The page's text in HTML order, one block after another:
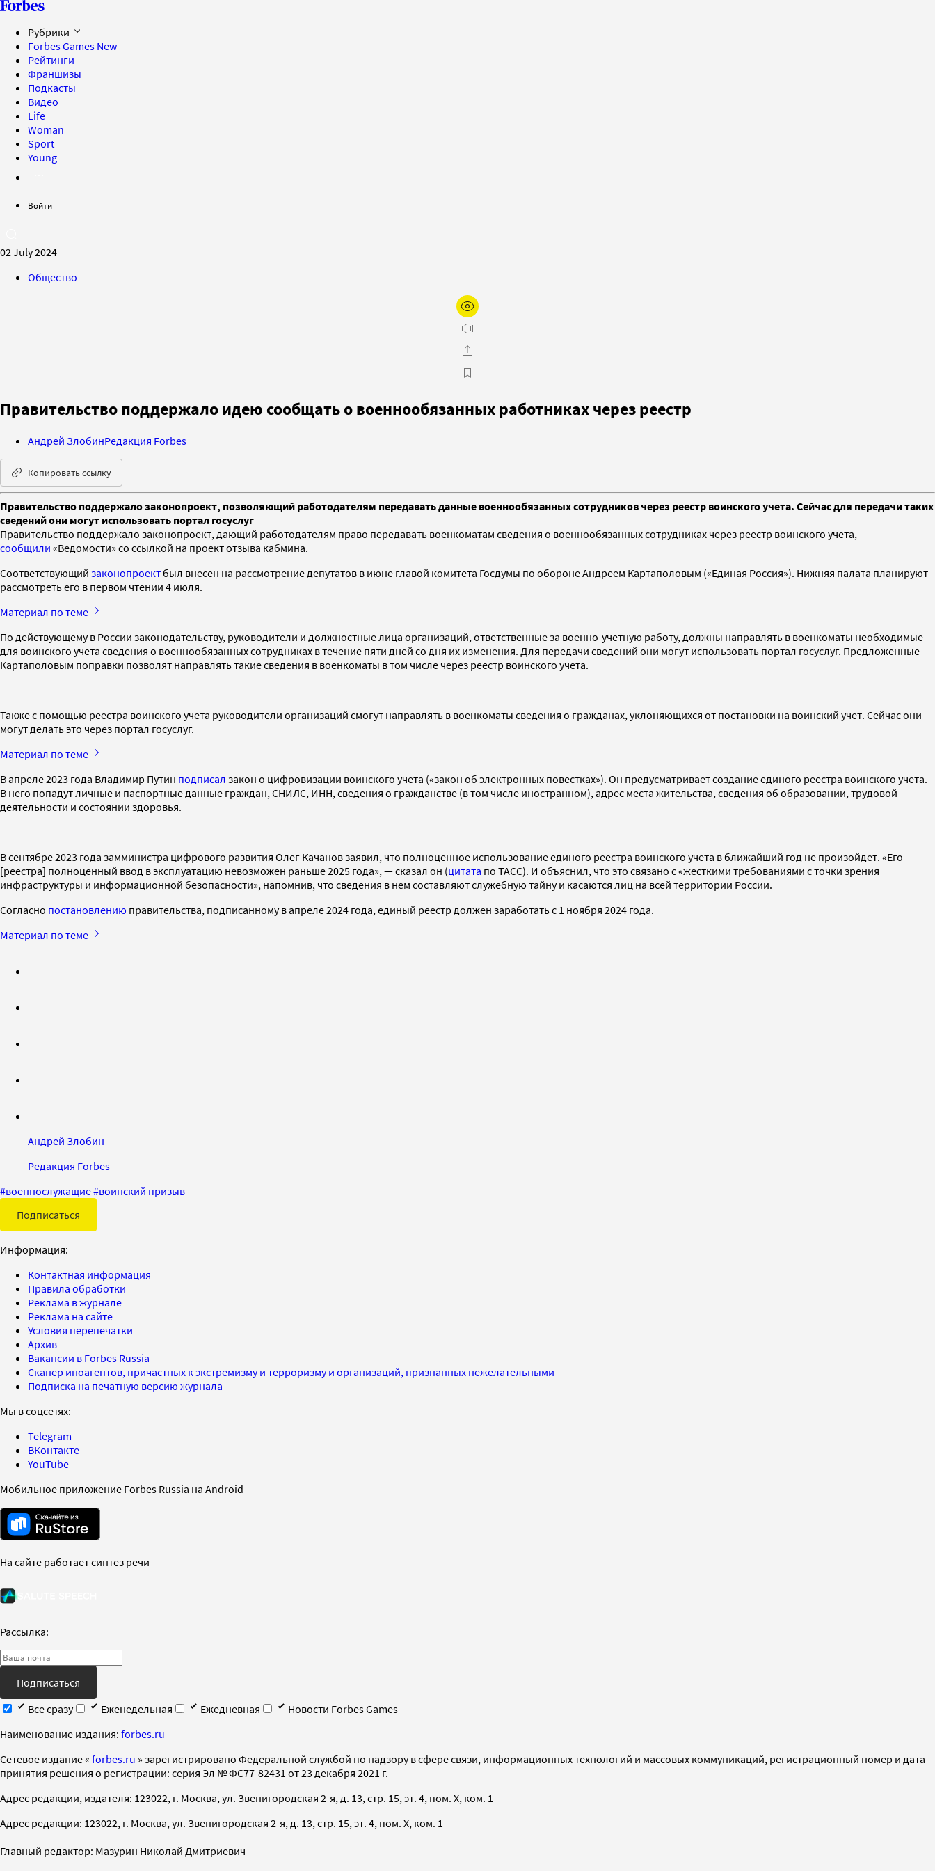
Рубрики
Forbes Games New
Рейтинги
Франшизы
Подкасты
Видео
Life
Woman
Sport
Young
Войти
02 July 2024
Общество
Правительство поддержало идею сообщать о военнообязанных работниках через реестр
Андрей ЗлобинРедакция Forbes
Копировать ссылку
Правительство поддержало законопроект, позволяющий работодателям передавать данные военнообязанных сотрудников через реестр воинского учета. Сейчас для передачи таких
сведений они могут использовать портал госуслуг
Правительство поддержало законопроект, дающий работодателям право передавать военкоматам сведения о военнообязанных сотрудниках через реестр воинского учета,
сообщили «Ведомости» со ссылкой на проект отзыва кабмина.
Соответствующий законопроектбыл внесен на рассмотрение депутатов в июне главой комитета Госдумы по обороне Андреем Картаполовым («Единая Россия»). Нижняя палата планируют
рассмотреть его в первом чтении 4 июля.
Материал по теме
По действующему в России законодательству, руководители и должностные лица организаций, ответственные за военно-учетную работу, должны направлять в военкоматы необходимые
для воинского учета сведения о военнообязанных сотрудниках в течение пяти дней со дня их изменения. Для передачи сведений они могут использовать портал госуслуг. Предложенные
Картаполовым поправки позволят направлять такие сведения в военкоматы в том числе через реестр воинского учета.
Также с помощью реестра воинского учета руководители организаций смогут направлять в военкоматы сведения о гражданах, уклоняющихся от постановки на воинский учет. Сейчас они
могут делать это через портал госуслуг.
Материал по теме
В апреле 2023 года Владимир Путин подписал закон о цифровизации воинского учета («закон об электронных повестках»). Он предусматривает создание единого реестра воинского учета.
В него попадут личные и паспортные данные граждан, СНИЛС, ИНН, сведения о гражданстве (в том числе иностранном), адрес места жительства, сведения об образовании, трудовой
деятельности и состоянии здоровья.
В сентябре 2023 года замминистра цифрового развития Олег Качанов заявил, что полноценное использование единого реестра воинского учета в ближайший год не произойдет. «Его
[реестра] полноценный ввод в эксплуатацию невозможен раньше 2025 года», — сказал он (цитата по ТАСС). И объяснил, что это связано с «жесткими требованиями с точки зрения
инфраструктуры и информационной безопасности», напомнив, что сведения в нем составляют служебную тайну и касаются лиц на всей территории России.
Согласно постановлению правительства, подписанному в апреле 2024 года, единый реестр должен заработать с 1 ноября 2024 года.
Материал по теме
Андрей Злобин
Редакция Forbes
#военнослужащие#воинский призыв
Подписаться
Информация:
Контактная информация
Правила обработки
Реклама в журнале
Реклама на сайте
Условия перепечатки
Архив
Вакансии в Forbes Russia
Сканер иноагентов, причастных к экстремизму и терроризму и организаций, признанных нежелательными
Подписка на печатную версию журнала
Мы в соцсетях:
Telegram
ВКонтакте
YouTube
Мобильное приложение Forbes Russia на Android
На сайте работает синтез речи
Рассылка:
Подписаться
Все сразу
Еженедельная Ежедневная
Новости Forbes Games
Наименование издания: forbes.ru
Cетевое издание « forbes.ru » зарегистрировано Федеральной службой по надзору в сфере связи, информационных технологий и массовых коммуникаций, регистрационный номер и дата
принятия решения о регистрации: серия Эл № ФС77-82431 от 23 декабря 2021 г.
Адрес редакции, издателя: 123022, г. Москва, ул. Звенигородская 2-я, д. 13, стр. 15, эт. 4, пом. X, ком. 1
Адрес редакции: 123022, г. Москва, ул. Звенигородская 2-я, д. 13, стр. 15, эт. 4, пом. X, ком. 1
Главный редактор: Мазурин Николай Дмитриевич